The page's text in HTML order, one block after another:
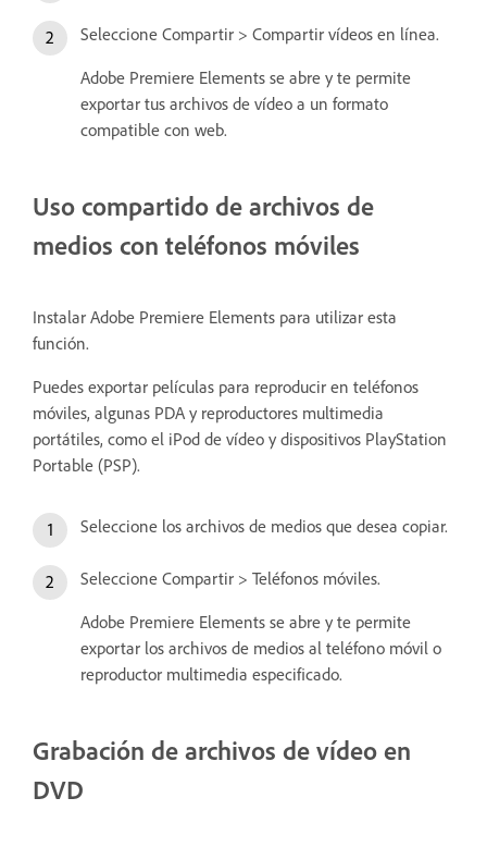
Seleccione Compartir > Compartir vídeos en línea.
Adobe Premiere Elements se abre y te permite
exportar tus archivos de vídeo a un formato
compatible con web.
Uso compartido de archivos de
medios con teléfonos móviles
Instalar Adobe Premiere Elements para utilizar esta
función.
Puedes exportar películas para reproducir en teléfonos
móviles, algunas PDA y reproductores multimedia
portátiles, como el iPod de vídeo y dispositivos PlayStation
Portable (PSP).
Seleccione los archivos de medios que desea copiar.
Seleccione Compartir > Teléfonos móviles.
Adobe Premiere Elements se abre y te permite
exportar los archivos de medios al teléfono móvil o
reproductor multimedia especificado.
Grabación de archivos de vídeo en
DVD